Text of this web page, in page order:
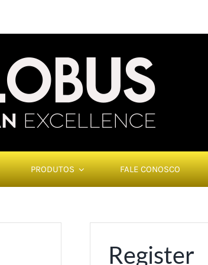
PRODUTOS FALE CONOSCO
Register